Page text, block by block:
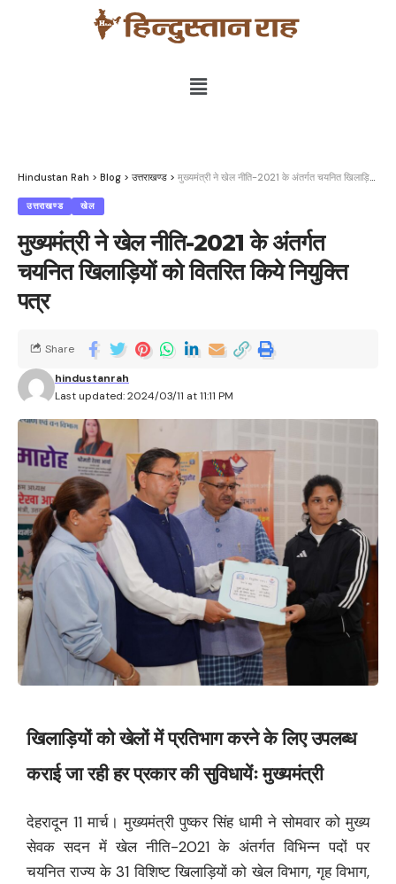
Hindustan Rah > Blog > उत्तराखण्ड > मुख्यमंत्री ने खेल नीति-2021 के अंतर्गत चयनित खिलाड़ियों को वितरित किये नियुक्ति पत्र
उत्तराखण्ड खेल
मुख्यमंत्री ने खेल नीति-2021 के अंतर्गत
चयनित खिलाड़ियों को वितरित किये नियुक्ति
पत्र
Last updated: 2024/03/11 at 11:11 PM
hindustanrah
Share
खिलाड़ियों को खेलों में प्रतिभाग करने के लिए उपलब्ध
कराई जा रही हर प्रकार की सुविधायेंः मुख्यमंत्री
देहरादून 11 मार्च। मुख्यमंत्री पुष्कर सिंह धामी ने सोमवार को मुख्य
सेवक सदन में खेल नीति-2021 के अंतर्गत विभिन्न पदों पर
चयनित राज्य के 31 विशिष्ट खिलाड़ियों को खेल विभाग, गृह विभाग,